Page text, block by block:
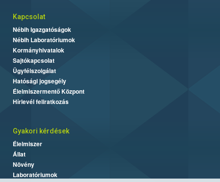
Kapcsolat
Nébih Igazgatóságok
Nébih Laboratóriumok
Kormányhivatalok
Sajtókapcsolat
Ügyfélszolgálat
Hatósági jogsegély
Élelmiszermentő Központ
Hírlevél feliratkozás
Gyakori kérdések
Élelmiszer
Állat
Növény
Laboratóriumok